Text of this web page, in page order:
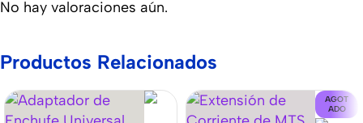
No hay valoraciones aún.
Productos Relacionados
AGOT
ADO